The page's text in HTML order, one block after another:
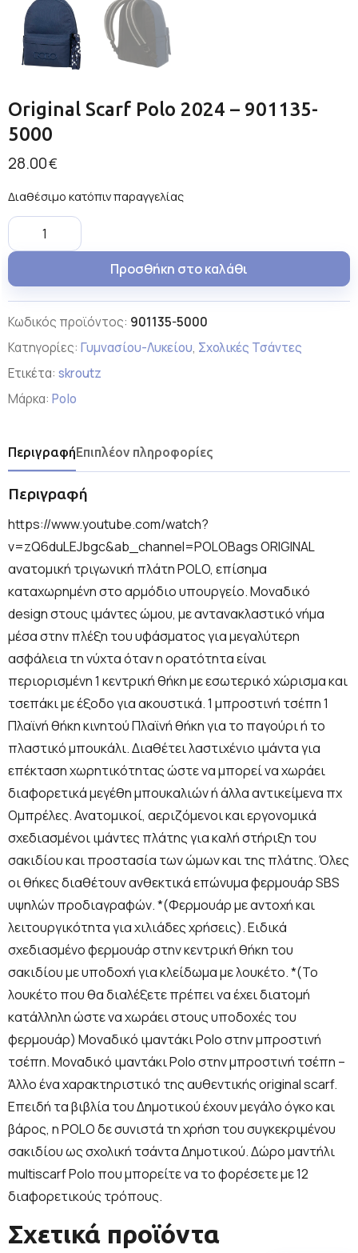
Original Scarf Polo 2024 – 901135-
5000
28.00€
Διαθέσιμο κατόπιν παραγγελίας
Προσθήκη στο καλάθι
Κωδικός προϊόντος: 901135-5000
Κατηγορίες: Γυμνασίου-Λυκείου, Σχολικές Τσάντες
Ετικέτα: skroutz
Μάρκα: Polo
ΠεριγραφήΕπιπλέον πληροφορίες
Περιγραφή
https://www.youtube.com/watch?
v=zQ6duLEJbgc&ab_channel=POLOBags ORIGINAL
ανατομική τριγωνική πλάτη POLO, επίσημα
καταχωρημένη στο αρμόδιο υπουργείο. Μοναδικό
design στους ιμάντες ώμου, με αντανακλαστικό νήμα
μέσα στην πλέξη του υφάσματος για μεγαλύτερη
ασφάλεια τη νύχτα όταν η ορατότητα είναι
περιορισμένη 1 κεντρική θήκη με εσωτερικό χώρισμα και
τσεπάκι με έξοδο για ακουστικά. 1 μπροστινή τσέπη 1
Πλαϊνή θήκη κινητού Πλαϊνή θήκη για το παγούρι ή το
πλαστικό μπουκάλι. Διαθέτει λαστιχένιο ιμάντα για
επέκταση χωρητικότητας ώστε να μπορεί να χωράει
διαφορετικά μεγέθη μπουκαλιών ή άλλα αντικείμενα πχ
Ομπρέλες. Ανατομικοί, αεριζόμενοι και εργονομικά
σχεδιασμένοι ιμάντες πλάτης για καλή στήριξη του
σακιδίου και προστασία των ώμων και της πλάτης. Όλες
οι θήκες διαθέτουν ανθεκτικά επώνυμα φερμουάρ SBS
υψηλών προδιαγραφών. *(Φερμουάρ με αντοχή και
λειτουργικότητα για χιλιάδες χρήσεις). Ειδικά
σχεδιασμένο φερμουάρ στην κεντρική θήκη του
σακιδίου με υποδοχή για κλείδωμα με λουκέτο. *(Το
λουκέτο που θα διαλέξετε πρέπει να έχει διατομή
κατάλληλη ώστε να χωράει στους υποδοχές του
φερμουάρ) Μοναδικό ιμαντάκι Polo στην μπροστινή
τσέπη. Μοναδικό ιμαντάκι Polo στην μπροστινή τσέπη –
Άλλο ένα χαρακτηριστικό της αυθεντικής original scarf.
Επειδή τα βιβλία του Δημοτικού έχουν μεγάλο όγκο και
βάρος, η POLO δε συνιστά τη χρήση του συγκεκριμένου
σακιδίου ως σχολική τσάντα Δημοτικού. Δώρο μαντήλι
multiscarf Polo που μπορείτε να το φορέσετε με 12
διαφορετικούς τρόπους.
Σχετικά προϊόντα